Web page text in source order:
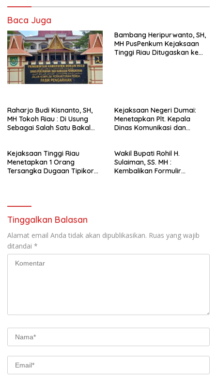
Baca Juga
Bambang Heripurwanto, SH,
MH PusPenkum Kejaksaan
Tinggi Riau Ditugaskan ke
Raharjo Budi Kisnanto, SH,
MH Tokoh Riau : Di Usung
Sebagai Salah Satu Bakal
Kejaksaan Negeri Dumai:
Menetapkan Plt. Kepala
Dinas Komunikasi dan
Bandwidth Tahun 2019
Kejaksaan Tinggi Riau
Menetapkan 1 Orang
Tersangka Dugaan Tipikor
Wakil Bupati Rohil H.
Sulaiman, SS. MH :
Kembalikan Formulir
Tinggalkan Balasan
Alamat email Anda tidak akan dipublikasikan. Ruas yang wajib
ditandai *